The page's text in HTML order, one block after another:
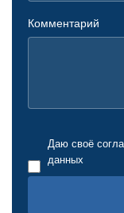
Комментарий
Даю своё
данных